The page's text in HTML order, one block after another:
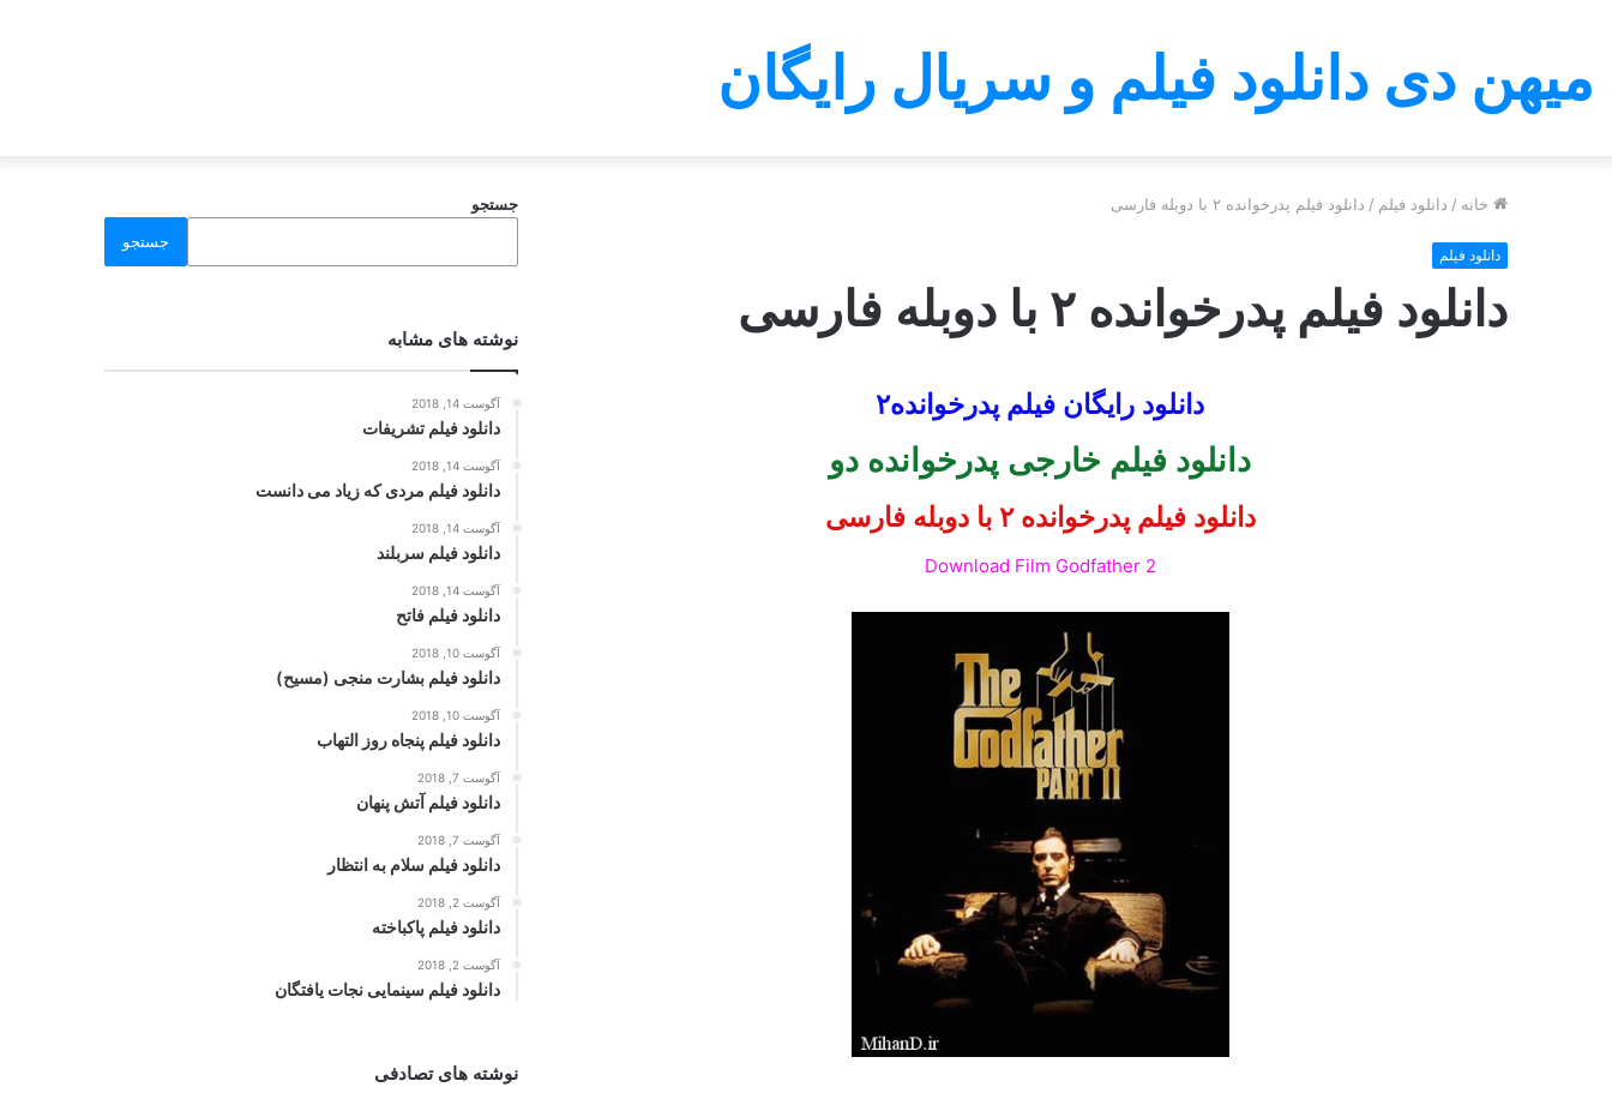
میهن دی دانلود فیلم و سریال رایگان
خانه / دانلود فیلم / دانلود فیلم پدرخوانده ۲ با دوبله فارسی
دانلود فیلم
دانلود فیلم پدرخوانده ۲ با دوبله فارسی
دانلود رایگان فیلم پدرخوانده۲
دانلود فیلم خارجی پدرخوانده دو
دانلود فیلم پدرخوانده ۲ با دوبله فارسی
Download Film Godfather 2
جستجو
جستجو
نوشته های مشابه
آگوست 14, 2018
دانلود فیلم تشریفات
آگوست 14, 2018
دانلود فیلم مردی که زیاد می دانست
آگوست 14, 2018
دانلود فیلم سربلند
آگوست 14, 2018
دانلود فیلم فاتح
آگوست 10, 2018
دانلود فیلم بشارت منجی (مسیح)
آگوست 10, 2018
دانلود فیلم پنجاه روز التهاب
آگوست 7, 2018
دانلود فیلم آتش پنهان
آگوست 7, 2018
دانلود فیلم سلام به انتظار
آگوست 2, 2018
دانلود فیلم پاکباخته
آگوست 2, 2018
دانلود فیلم سینمایی نجات یافتگان
نوشته های تصادفی